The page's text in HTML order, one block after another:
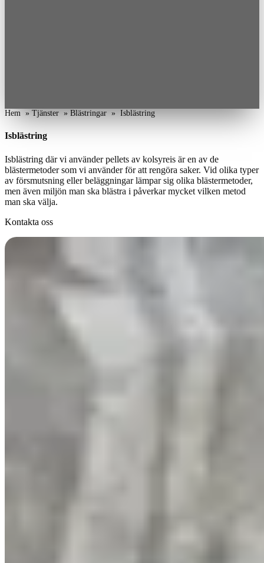
Hem » Tjänster » Blästringar » Isblästring
Isblästring
Isblästring där vi använder pellets av kolsyreis är en av de
blästermetoder som vi använder för att rengöra saker. Vid olika typer
av försmutsning eller beläggningar lämpar sig olika blästermetoder,
men även miljön man ska blästra i påverkar mycket vilken metod
man ska välja.
Kontakta oss